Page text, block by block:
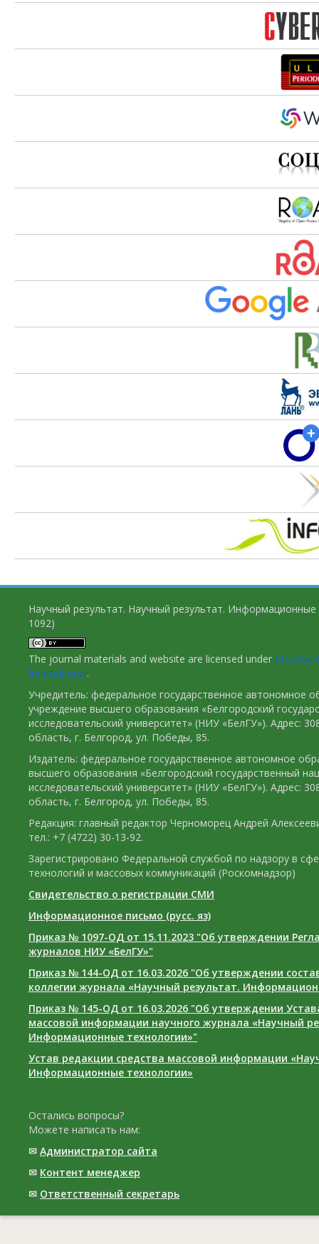
Научный результат. Научный результат. Информационные
1092)
The journal materials and website are licensed under Creative
International.
Учредитель: федеральное государственное автономное
учреждение высшего образования «Белгородский
исследовательский университет» (НИУ «БелГУ»). Адрес:
область, г. Белгород, ул. Победы, 85.
Издатель: федеральное государственное автономное
высшего образования «Белгородский государственный
исследовательский университет» (НИУ «БелГУ»). Адрес:
область, г. Белгород, ул. Победы, 85.
Редакция: главный редактор Черноморец Андрей
тел.: +7 (4722) 30-13-92.
Зарегистрировано Федеральной службой по надзору в
технологий и массовых коммуникаций (Роскомнадзор)
Свидетельство о регистрации СМИ
Информационное письмо (русс. яз)
Приказ № 1097-ОД от 15.11.2023 "Об утверждении
журналов НИУ «БелГУ»"
Приказ № 144-ОД от 16.03.2026 "Об утверждении
коллегии журнала «Научный результат.
Приказ № 145-ОД от 16.03.2026 "Об утверждении
массовой информации научного журнала «Научный
Информационные технологии»"
Устав редакции средства массовой информации
Информационные технологии»
Остались вопросы?
Можете написать нам:
✉ Администратор сайта
✉ Контент менеджер
✉ Ответственный cекретарь